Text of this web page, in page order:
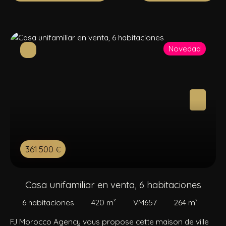
Novedad
361 500 €
Casa unifamiliar en venta, 6 habitaciones
6 habitaciones 420 m² VM657 264 m²
FJ Morocco Agency vous propose cette maison de ville